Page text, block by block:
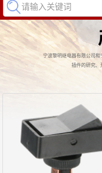
宁波黎明继电器有限公司
插件的研究、